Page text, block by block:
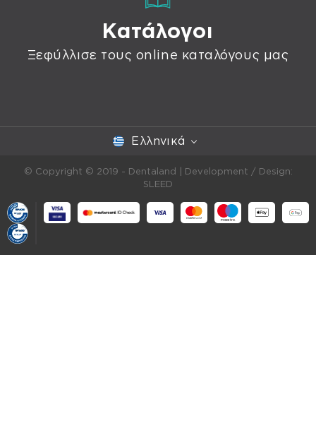
Κατάλογοι
Ξεφύλλισε τους online καταλόγους μας
Ελληνικά
© Copyright © 2019 - Dentaland |
Development / Design:
SLEED